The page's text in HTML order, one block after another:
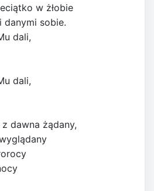
w żłobie
danymi sobie.
dali,
dali,
dawna żądany,